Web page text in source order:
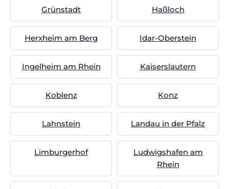
Grünstadt Haßloch
Herxheim am Berg Idar-Oberstein
Ingelheim am Rhein Kaiserslautern
Koblenz Konz
Lahnstein Landau in der Pfalz
Limburgerhof
Ludwigshafen am
Rhein